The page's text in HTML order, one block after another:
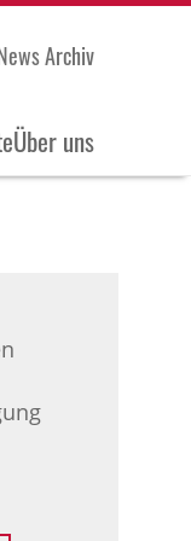
Archiv
Über uns